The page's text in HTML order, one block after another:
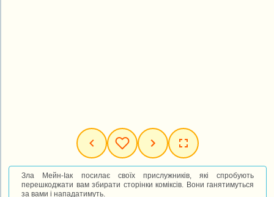
Зла Мейн-Іак посилає своїх прислужників, які спробують
перешкоджати вам збирати сторінки коміксів. Вони ганятимуться
за вами і нападатимуть.